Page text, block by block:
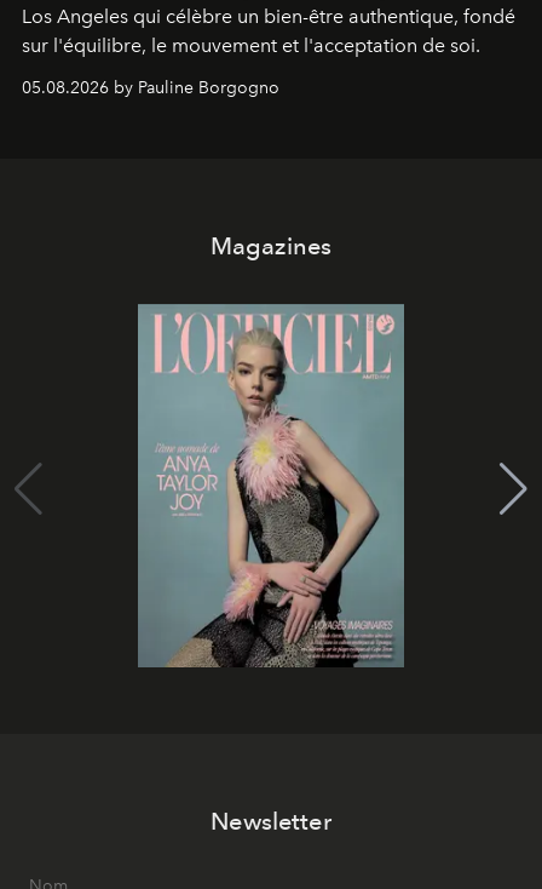
Los Angeles qui célèbre un bien-être authentique, fondé
sur l'équilibre, le mouvement et l'acceptation de soi.
05.08.2026 by Pauline Borgogno
Magazines
Newsletter